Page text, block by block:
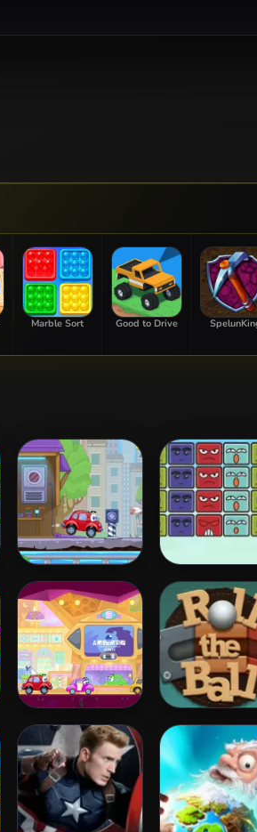
Marble Sort Good to Drive
Wheely 4 - Time
Travel
Block
Wheely 6:
Fairytale
Roll The
Online